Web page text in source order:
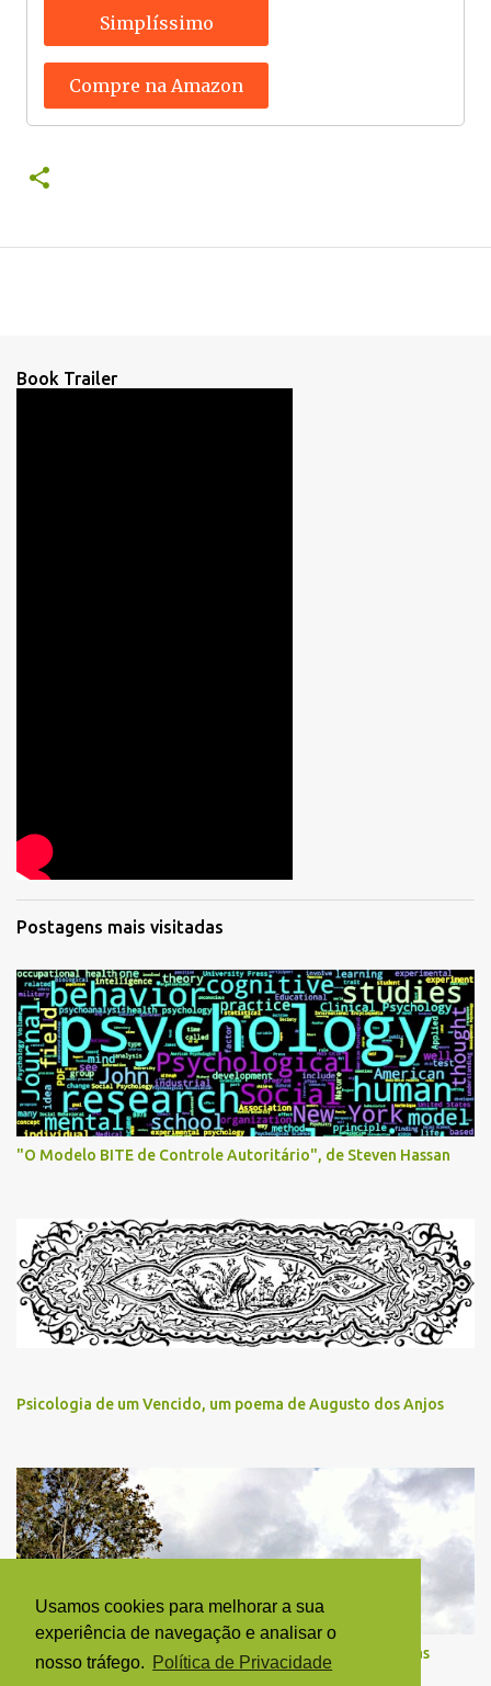
Usamos cookies para melhorar a sua
experiência de navegação e analisar o
nosso tráfego. Política de Privacidade
Simplíssimo
Compre na Amazon
Book Trailer
Postagens mais visitadas
"O Modelo BITE de Controle Autoritário", de Steven Hassan
Psicologia de um Vencido, um poema de Augusto dos Anjos
“A mão que assinou o papel”, um poema de Dylan Thomas